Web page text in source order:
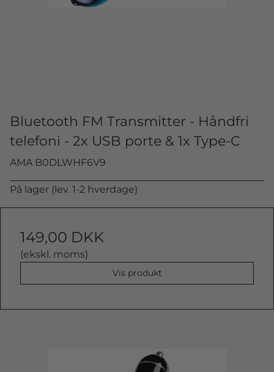
Bluetooth FM Transmitter - Håndfri
telefoni - 2x USB porte & 1x Type-C
AMA B0DLWHF6V9
På lager (lev. 1-2 hverdage)
149,00 DKK
(ekskl. moms)
Vis produkt